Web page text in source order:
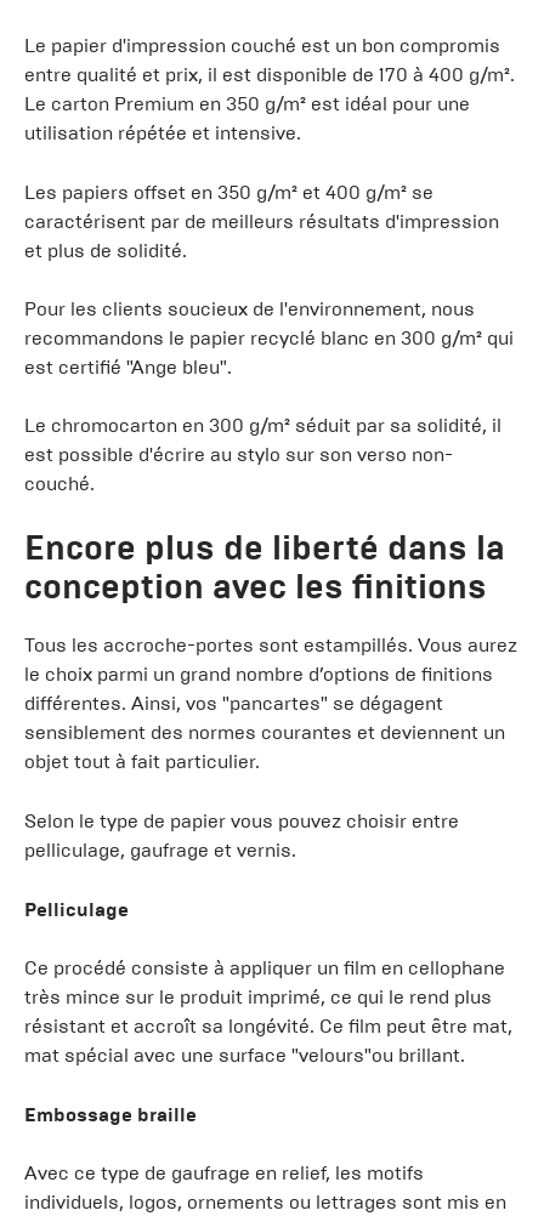
Le papier d'impression couché est un bon compromis
entre qualité et prix, il est disponible de 170 à 400 g/m².
Le carton Premium en 350 g/m² est idéal pour une
utilisation répétée et intensive.
Les papiers offset en 350 g/m² et 400 g/m² se
caractérisent par de meilleurs résultats d'impression
et plus de solidité.
Pour les clients soucieux de l'environnement, nous
recommandons le papier recyclé blanc en 300 g/m² qui
est certifié "Ange bleu".
Le chromocarton en 300 g/m² séduit par sa solidité, il
est possible d'écrire au stylo sur son verso non-
couché.
Encore plus de liberté dans la
conception avec les finitions
Tous les accroche-portes sont estampillés. Vous aurez
le choix parmi un grand nombre d’options de finitions
différentes. Ainsi, vos "pancartes" se dégagent
sensiblement des normes courantes et deviennent un
objet tout à fait particulier.
Selon le type de papier vous pouvez choisir entre
pelliculage, gaufrage et vernis.
Pelliculage
Ce procédé consiste à appliquer un film en cellophane
très mince sur le produit imprimé, ce qui le rend plus
résistant et accroît sa longévité. Ce film peut être mat,
mat spécial avec une surface "velours"ou brillant.
Embossage braille
Avec ce type de gaufrage en relief, les motifs
individuels, logos, ornements ou lettrages sont mis en